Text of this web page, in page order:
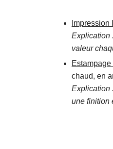
Impression
Explication
valeur
Estampage
chaud, en
Explication
une finition